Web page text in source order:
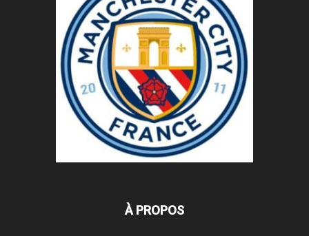
À PROPOS